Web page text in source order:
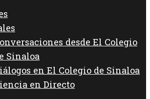
desde El Colegio
Sinaloa
en El Colegio de Sinaloa
en Directo